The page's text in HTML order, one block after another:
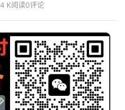
K阅读0评论